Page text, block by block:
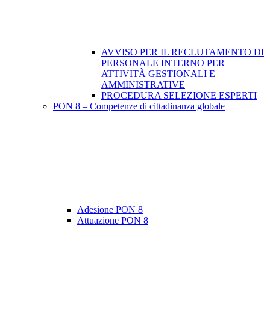
AVVISO PER IL RECLUTAMENTO DI
PERSONALE INTERNO PER
ATTIVITÀ GESTIONALI E
AMMINISTRATIVE
PROCEDURA SELEZIONE ESPERTI
PON 8 – Competenze di cittadinanza globale
Adesione PON 8
Attuazione PON 8